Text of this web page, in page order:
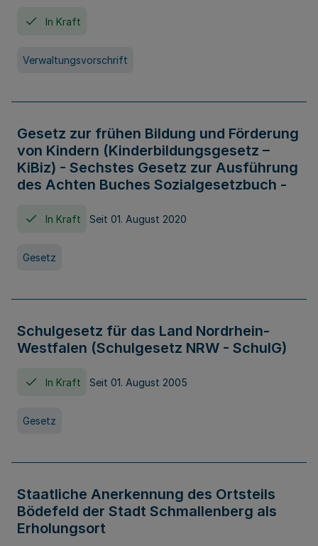
In Kraft
Verwaltungsvorschrift
Gesetz zur frühen Bildung und Förderung
von Kindern (Kinderbildungsgesetz –
KiBiz) - Sechstes Gesetz zur Ausführung
des Achten Buches Sozialgesetzbuch -
In Kraft Seit 01. August 2020
Gesetz
Schulgesetz für das Land Nordrhein-
Westfalen (Schulgesetz NRW - SchulG)
In Kraft Seit 01. August 2005
Gesetz
Staatliche Anerkennung des Ortsteils
Bödefeld der Stadt Schmallenberg als
Erholungsort